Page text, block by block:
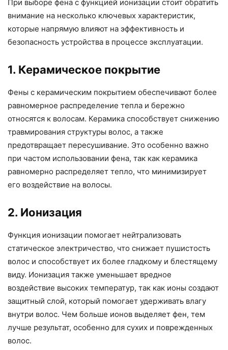
При выборе фена с функцией ионизации стоит обратить
внимание на несколько ключевых характеристик,
которые напрямую влияют на эффективность и
безопасность устройства в процессе эксплуатации.
1. Керамическое покрытие
Фены с керамическим покрытием обеспечивают более
равномерное распределение тепла и бережно
относятся к волосам. Керамика способствует снижению
травмирования структуры волос, а также
предотвращает пересушивание. Это особенно важно
при частом использовании фена, так как керамика
равномерно распределяет тепло, что минимизирует
его воздействие на волосы.
2. Ионизация
Функция ионизации помогает нейтрализовать
статическое электричество, что снижает пушистость
волос и способствует их более гладкому и блестящему
виду. Ионизация также уменьшает вредное
воздействие высоких температур, так как ионы создают
защитный слой, который помогает удерживать влагу
внутри волос. Чем больше ионов выделяет фен, тем
лучше результат, особенно для сухих и поврежденных
волос.